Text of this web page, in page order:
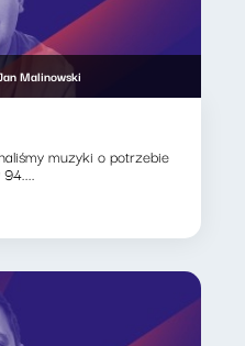
Malinowski
muzyki o potrzebie